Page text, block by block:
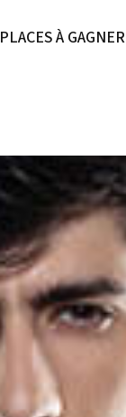
PLACES À GAGNER